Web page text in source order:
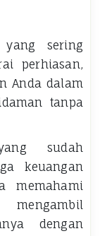
sering
perhiasan,
Anda dalam
tanpa
sudah
keuangan
memahami
dengan